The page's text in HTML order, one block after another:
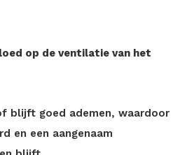
op de ventilatie van het
blijft goed ademen, waardoor
en een aangenaam